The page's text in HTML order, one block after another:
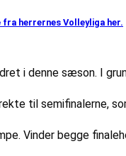
herrernes Volleyliga her.
i denne sæson. I
til semifinalerne,
Vinder begge